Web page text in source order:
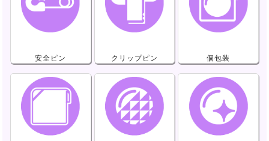
安全ピン クリップピン 個包装